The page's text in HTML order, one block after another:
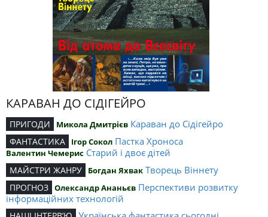
КАРАВАН ДО СІДІГЕЙРО
ПРИГОДИ Микола Дмитрієв Караван до Сідігейро
ФАНТАСТИКА Ігор Сокол Пастка Хроноса
Валентин Чемерис Старий і двоє дітей
МАЙСТРИ ЖАНРУ Богдан Яхвак Творець Віннету
ПРОГНОЗ Олександр Ананьєв Перспективи розвитку
інформаційних технологій